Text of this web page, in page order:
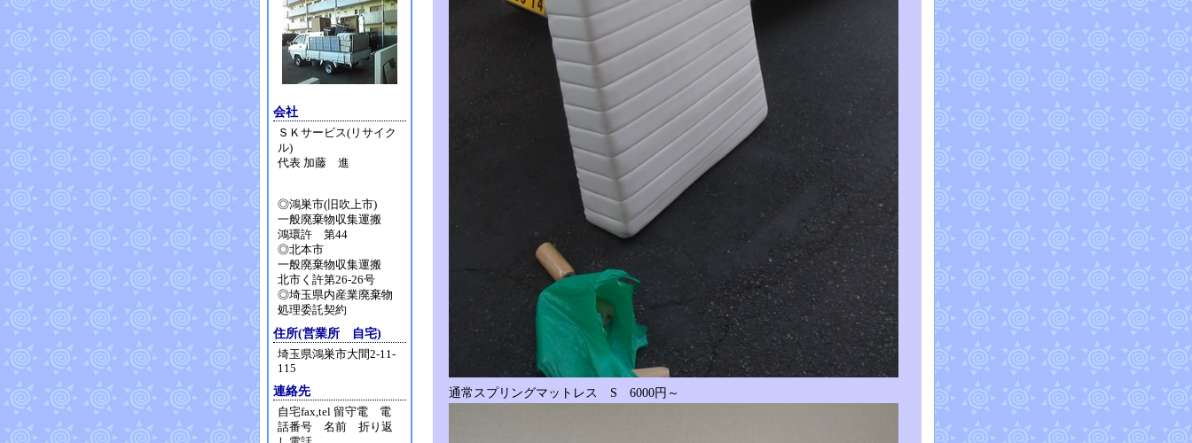
通常スプリングマットレス S 6000円～
会社
ＳＫサービス(リサイク
ル)
代表 加藤 進
◎鴻巣市(旧吹上市)
一般廃棄物収集運搬
鴻環許 第44
◎北本市
一般廃棄物収集運搬
北市く許第26-26号
◎埼玉県内産業廃棄物
処理委託契約
住所(営業所 自宅)
埼玉県鴻巣市大間2-11-
115
連絡先
自宅fax,tel 留守電 電
話番号 名前 折り返